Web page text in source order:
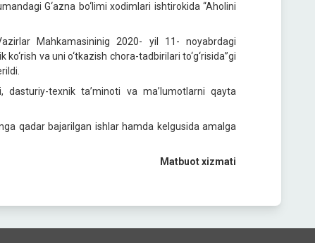
G‘azna bo‘limi xodimlari ishtirokida “Aholini
Mahkamasininig 2020- yil 11- noyabrdagi
va uni o‘tkazish chora-tadbirilari to‘g‘risida”gi
texnik ta’minoti va ma’lumotlarni qayta
qadar bajarilgan ishlar hamda kelgusida amalga
Matbuot xizmati